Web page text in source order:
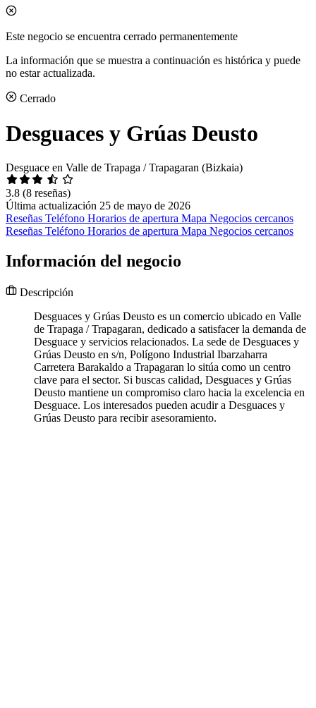
Este negocio se encuentra cerrado permanentemente
La información que se muestra a continuación es histórica y puede
no estar actualizada.
Cerrado
Desguaces y Grúas Deusto
Desguace en Valle de Trapaga / Trapagaran (Bizkaia)
3.8 (8 reseñas)
Última actualización 25 de mayo de 2026
Reseñas Teléfono Horarios de apertura Mapa Negocios cercanos
Reseñas Teléfono Horarios de apertura Mapa Negocios cercanos
Información del negocio
Descripción
Desguaces y Grúas Deusto es un comercio ubicado en Valle
de Trapaga / Trapagaran, dedicado a satisfacer la demanda de
Desguace y servicios relacionados. La sede de Desguaces y
Grúas Deusto en s/n, Polígono Industrial Ibarzaharra
Carretera Barakaldo a Trapagaran lo sitúa como un centro
clave para el sector. Si buscas calidad, Desguaces y Grúas
Deusto mantiene un compromiso claro hacia la excelencia en
Desguace. Los interesados pueden acudir a Desguaces y
Grúas Deusto para recibir asesoramiento.